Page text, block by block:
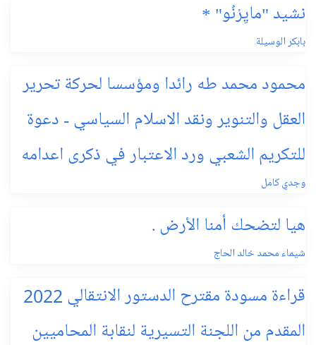
نشيد "مايِرْنُو" *
بابكر الوسيلة
محمود محمد طه رائدا ومؤسسا لحركة تحرير
العقل والتنوير ونقد الاسلام السياسي - دعوة
للتكريم الشعبي ورد الاعتبار في ذكرى اعدامه
وجدي كامل
هيا لتضحك أمنا الأرض .
شيماء محمد خالد الحاج
قراءة مسودة مقترح الدستور الانتقالي 2022
المقدم من اللجنة التسيرية لنقابة المحاميين